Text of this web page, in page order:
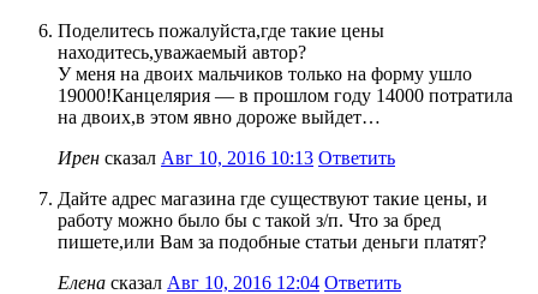
Поделитесь пожалуйста,где такие цены
находитесь,уважаемый автор?
У меня на двоих мальчиков только на форму ушло
19000!Канцелярия — в прошлом году 14000 потратила
на двоих,в этом явно дороже выйдет…
Ирен сказал Авг 10, 2016 10:13 Ответить
Дайте адрес магазина где существуют такие цены, и
работу можно было бы с такой з/п. Что за бред
пишете,или Вам за подобные статьи деньги платят?
Елена сказал Авг 10, 2016 12:04 Ответить